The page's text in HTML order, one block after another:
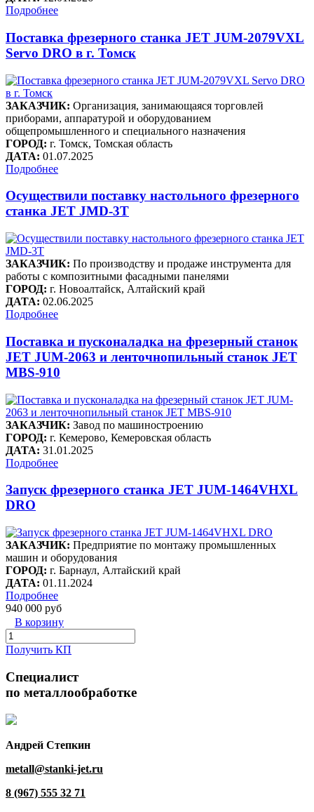
Подробнее
Поставка фрезерного станка JET JUM-2079VXL
Servo DRO в г. Томск
ЗАКАЗЧИК: Организация, занимающаяся торговлей
приборами, аппаратурой и оборудованием
общепромышленного и специального назначения
ГОРОД: г. Томск, Томская область
ДАТА: 01.07.2025
Подробнее
Осуществили поставку настольного фрезерного
станка JET JMD-3T
ЗАКАЗЧИК: По производству и продаже инструмента для
работы с композитными фасадными панелями
ГОРОД: г. Новоалтайск, Алтайский край
ДАТА: 02.06.2025
Подробнее
Поставка и пусконаладка на фрезерный станок
JET JUM-2063 и ленточнопильный станок JET
MBS-910
ЗАКАЗЧИК: Завод по машиностроению
ГОРОД: г. Кемерово, Кемеровская область
ДАТА: 31.01.2025
Подробнее
Запуск фрезерного станка JET JUM-1464VHXL
DRO
ЗАКАЗЧИК: Предприятие по монтажу промышленных
машин и оборудования
ГОРОД: г. Барнаул, Алтайский край
ДАТА: 01.11.2024
Подробнее
940 000 руб
В корзину
Получить КП
Специалист
по металлообработке
Андрей Степкин
metall@stanki-jet.ru
8 (967) 555 32 71